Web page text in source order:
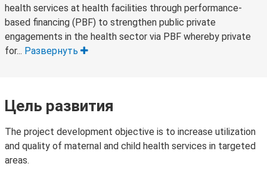
health services at health facilities through performance-
based financing (PBF) to strengthen public private
engagements in the health sector via PBF whereby private
for... Развернуть
Цель развития
The project development objective is to increase utilization
and quality of maternal and child health services in targeted
areas.